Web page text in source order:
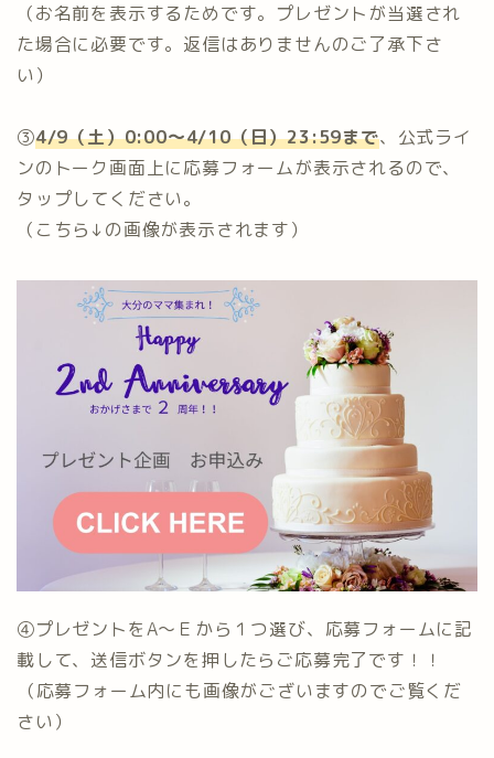
（お名前を表示するためです。プレゼントが当選され
た場合に必要です。返信はありませんのご了承下さ
い）⁡
③4/9（土）0:00〜4/10（日）23:59まで、公式ライ
ンのトーク画面上に応募フォームが表示されるので、
タップしてください。⁡
（こちら↓の画像が表示されます）
④プレゼントをA〜Ｅから１つ選び、応募フォームに記
載して、送信ボタンを押したらご応募完了です！！
⁡（応募フォーム内にも画像がございますのでご覧くだ
さい）